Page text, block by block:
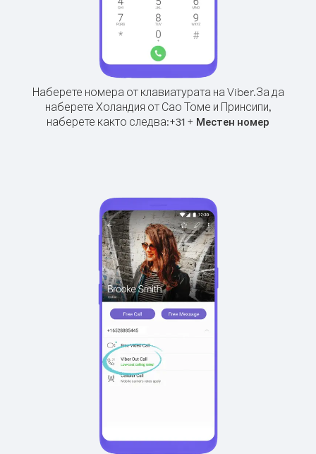
Наберете номера от клавиатурата на Viber.За да
наберете Холандия от Сао Томе и Принсипи,
наберете както следва:+31 + Местен номер